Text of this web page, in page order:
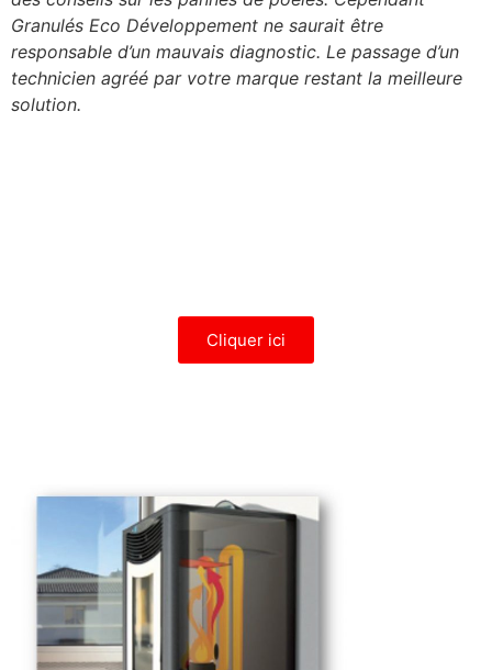
Granulés Eco Développement ne saurait être
responsable d’un mauvais diagnostic. Le passage d’un
technicien agréé par votre marque restant la meilleure
solution.
Cliquer ici